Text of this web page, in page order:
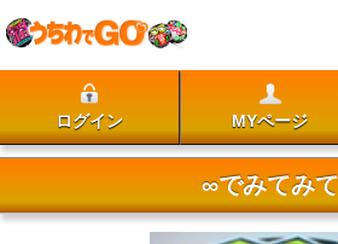
ログイン MYページ
∞でみてみて